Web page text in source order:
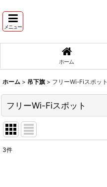
メニュー
ホーム
ホーム > 吊下旗 > フリーWi-Fiスポット
フリーWi-Fiスポット
3件